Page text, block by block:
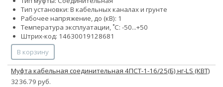
Тип установки: В кабельных каналах и грунте
Рабочее напряжение, до (кВ): 1
Температура эксплуатации, ˚С: -50...+50
Штрих-код: 14630019128681
В корзину
Муфта кабельная соединительная 4ПСТ-1-16/25(Б) нг-LS (КВТ)
3236.79 руб.